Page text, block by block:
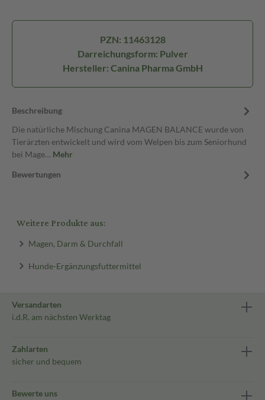
PZN: 11463128
Darreichungsform: Pulver
Hersteller: Canina Pharma GmbH
Beschreibung
Die natürliche Mischung Canina MAGEN BALANCE wurde von
Tierärzten entwickelt und wird vom Welpen bis zum Seniorhund
bei Mage… Mehr
Bewertungen
Weitere Produkte aus:
Magen, Darm & Durchfall
Hunde-Ergänzungsfuttermittel
Versandarten
i.d.R. am nächsten Werktag
Zahlarten
sicher und bequem
Bewerte uns